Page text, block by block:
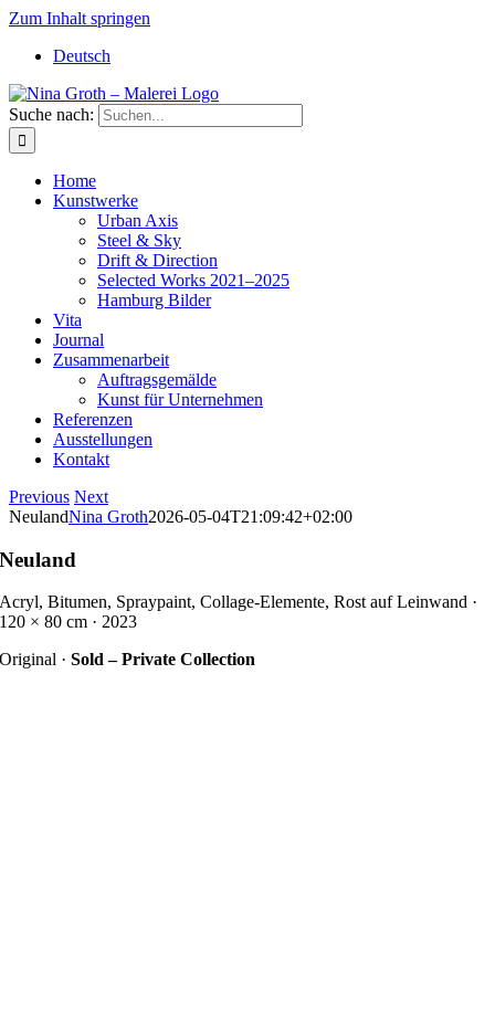
Zum Inhalt springen
Deutsch
Suche nach:
Home
Kunstwerke
Urban Axis
Steel & Sky
Drift & Direction
Selected Works 2021–2025
Hamburg Bilder
Vita
Journal
Zusammenarbeit
Auftragsgemälde
Kunst für Unternehmen
Referenzen
Ausstellungen
Kontakt
Previous Next
NeulandNina Groth2026-05-04T21:09:42+02:00
Neuland
Acryl, Bitumen, Spraypaint, Collage-Elemente, Rost auf Leinwand ·
120 × 80 cm · 2023
Original ·Sold – Private Collection